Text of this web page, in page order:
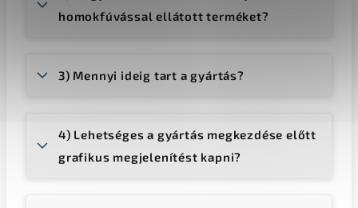
homokfúvással ellátott terméket?
3) Mennyi ideig tart a gyártás?
4) Lehetséges a gyártás megkezdése előtt
grafikus megjelenítést kapni?